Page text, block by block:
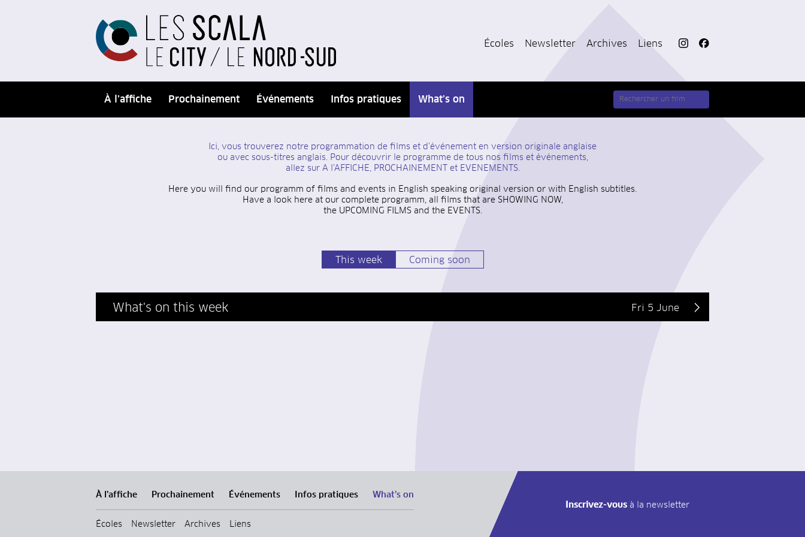
Écoles Newsletter Archives Liens
À l’affiche Prochainement Événements Infos pratiques What’s on
Ici, vous trouverez notre programmation de films et d’événement en version originale anglaise
ou avec sous-titres anglais. Pour découvrir le programme de tous nos films et événements,
allez sur A l’AFFICHE, PROCHAINEMENT et EVENEMENTS.
Here you will find our programm of films and events in English speaking original version or with English subtitles.
Have a look here at our complete programm, all films that are SHOWING NOW,
the UPCOMING FILMS and the EVENTS.
This week Coming soon
What's on this week Fri 5 June
Inscrivez-vous à la newsletter
À l’affiche Prochainement Événements Infos pratiques What’s on
Écoles Newsletter Archives Liens